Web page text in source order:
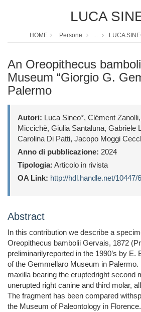
LUCA
HOME Persone ... LUCA
An Oreopithecus
Museum “Giorgio G.
Palermo
Autori: Luca Sineo*, Clément
Miccichè, Giulia Santaluna, Gabriele
Carolina Di Patti, Jacopo Moggi
Anno di pubblicazione: 2024
Tipologia: Articolo in rivista
OA Link: http://hdl.handle.net/10447/
Abstract
In this contribution we describe a
Oreopithecus bambolii Gervais, 1872
preliminarilyreported in the 1990’s by E.
of the Gemmellaro Museum in Palermo.
maxilla bearing the eruptedright second
unerupted right canine and third molar,
The fragment has been compared
the Museum of Paleontology in